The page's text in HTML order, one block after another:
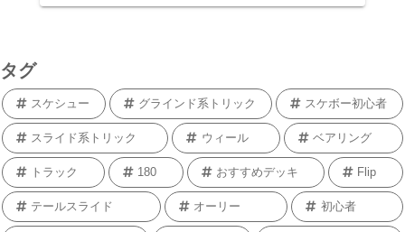
タグ
スケシュー グラインド系トリック スケボー初心者
スライド系トリック ウィール ベアリング
トラック 180 おすすめデッキ Flip
テールスライド オーリー 初心者